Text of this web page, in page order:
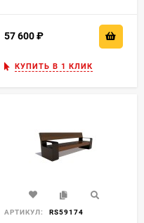
57 600
КУПИТЬ В 1 КЛИК
АРТИКУЛ: RS59174